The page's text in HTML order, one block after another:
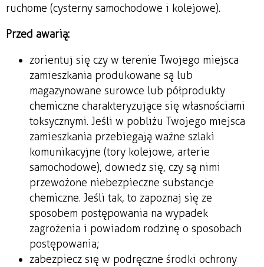
ruchome (cysterny samochodowe i kolejowe).
Przed awarią:
zorientuj się czy w terenie Twojego miejsca
zamieszkania produkowane są lub
magazynowane surowce lub półprodukty
chemiczne charakteryzujące się własnościami
toksycznymi. Jeśli w pobliżu Twojego miejsca
zamieszkania przebiegają ważne szlaki
komunikacyjne (tory kolejowe, arterie
samochodowe), dowiedz się, czy są nimi
przewożone niebezpieczne substancje
chemiczne. Jeśli tak, to zapoznaj się ze
sposobem postępowania na wypadek
zagrożenia i powiadom rodzinę o sposobach
postępowania;
zabezpiecz się w podręczne środki ochrony